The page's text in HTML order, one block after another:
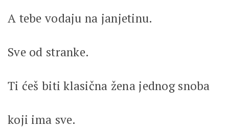
A tebe vodaju na janjetinu.
Sve od stranke.
Ti ćeš biti klasična žena jednog snoba
koji ima sve.